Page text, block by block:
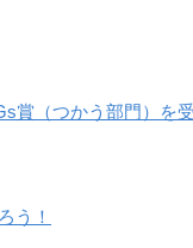
賞（つかう部門）を
う！